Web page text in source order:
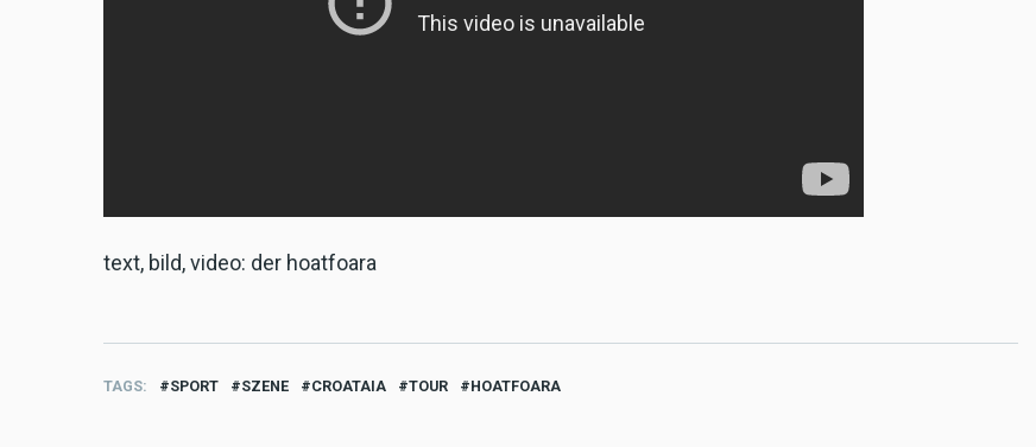
text, bild, video: der hoatfoara
TAGS SPORT SZENE CROATAIA TOUR HOATFOARA